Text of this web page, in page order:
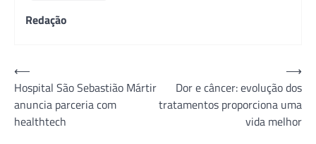
Redação
Navegação
de
Post
⟵
Hospital São Sebastião Mártir
anuncia parceria com
healthtech
Dor e câncer: evolução dos
tratamentos proporciona uma
vida melhor
⟶